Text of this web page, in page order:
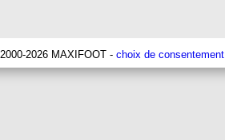
2026 MAXIFOOT - choix de consentement